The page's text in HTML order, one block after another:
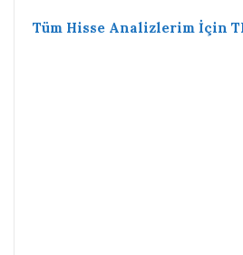
Tüm Hisse Analizlerim İçin